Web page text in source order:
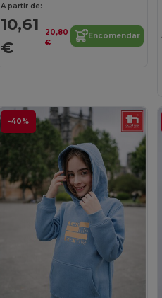
A partir de:
10,61
€
20,80
€
Encomendar
-40%